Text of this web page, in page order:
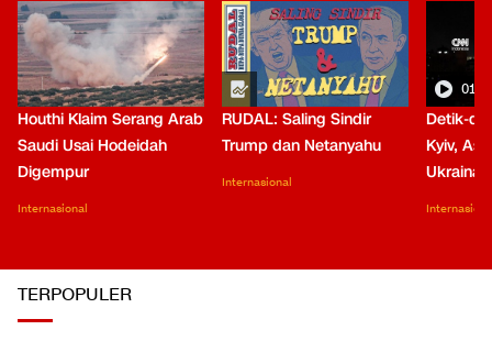
Houthi Klaim Serang Arab
Saudi Usai Hodeidah
Digempur
Internasional
RUDAL: Saling Sindir
Trump dan Netanyahu
Internasional
Detik-
Kyiv,
Ukraina
TERPOPULER